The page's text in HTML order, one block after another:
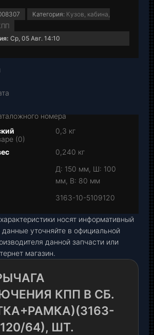
Категория: Кузов, кабина,
Ср, 05 Авг. 14:10
номера
(0)
0,3 кг
0,240 кг
Д: 150 мм, Ш: 100
мм, В: 80 мм
3163-10-5109120
носят информативный
данные уточняйте в официальной
данной запчасти или
магазин.
КПП В СБ.
64), ШТ.